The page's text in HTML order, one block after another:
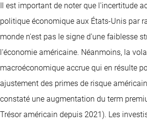
Il est important de noter que l'incertitude
politique économique aux États-Unis par
monde n'est pas le signe d'une faiblesse
l'économie américaine. Néanmoins, la
macroéconomique accrue qui en résulte
ajustement des primes de risque
constaté une augmentation du term
Trésor américain depuis 2021). Les